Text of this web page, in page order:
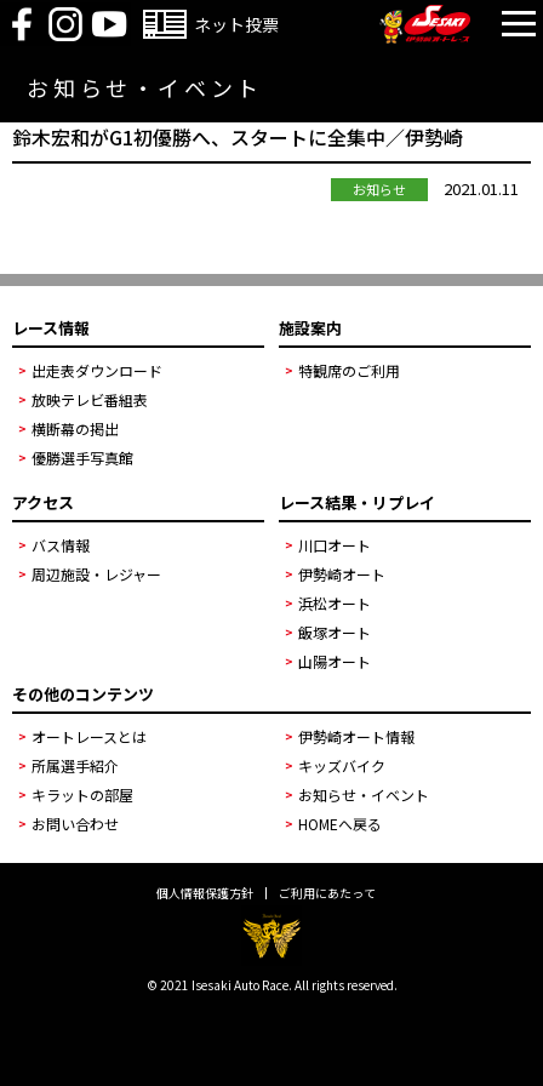
ネット投票
お知らせ・イベント
鈴木宏和がG1初優勝へ、スタートに全集中／伊勢崎
お知らせ 2021.01.11
レース情報
出走表ダウンロード
放映テレビ番組表
横断幕の掲出
優勝選手写真館
施設案内
特観席のご利用
アクセス
バス情報
周辺施設・レジャー
レース結果・リプレイ
川口オート
伊勢崎オート
浜松オート
飯塚オート
山陽オート
その他のコンテンツ
オートレースとは
伊勢崎オート情報
所属選手紹介
キッズバイク
キラットの部屋
お知らせ・イベント
お問い合わせ
HOMEへ戻る
個人情報保護方針 ご利用にあたって
© 2021 Isesaki Auto Race. All rights reserved.